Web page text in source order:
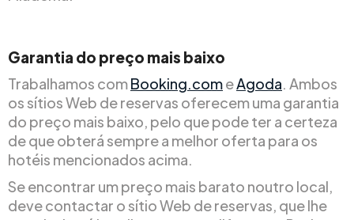
Garantia do preço mais baixo
Trabalhamos comBooking.comeAgoda. Ambos
os sítios Web de reservas oferecem uma garantia
do preço mais baixo, pelo que pode ter a certeza
de que obterá sempre a melhor oferta para os
hotéis mencionados acima.
Se encontrar um preço mais barato noutro local,
deve contactar o sítio Web de reservas, que lhe